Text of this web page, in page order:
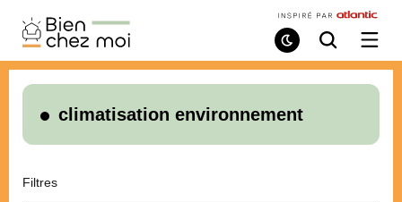
Bien
Chez
Moi
Mode
de
Recherche
/
le
climatisation environnement
Filtres